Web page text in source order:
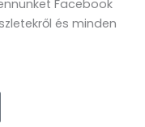
Facebook
és minden